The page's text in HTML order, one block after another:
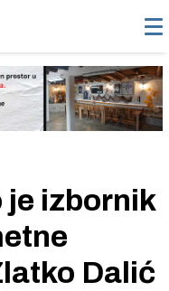
je izbornik
Dalić